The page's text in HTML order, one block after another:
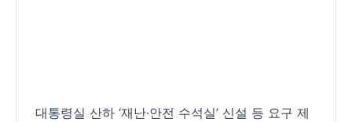
대통령실 산하 ‘재난·안전 수석실’ 신설 등 요구 제